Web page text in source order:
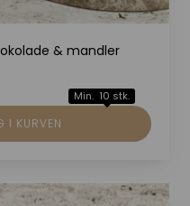
& mandler
Min. 10 stk.